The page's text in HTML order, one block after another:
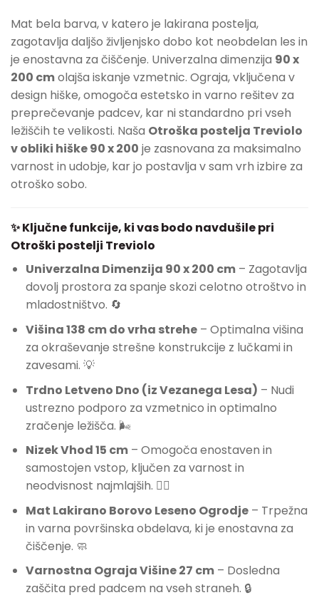
Mat bela barva, v katero je lakirana postelja,
zagotavlja daljšo življenjsko dobo kot neobdelan les in
je enostavna za čiščenje. Univerzalna dimenzija 90 x
200 cmolajša iskanje vzmetnic. Ograja, vključena v
design hiške, omogoča estetsko in varno rešitev za
preprečevanje padcev, kar ni standardno pri vseh
ležiščih te velikosti. Naša Otroška postelja Treviolo
v obliki hiške 90 x 200 je zasnovana za maksimalno
varnost in udobje, kar jo postavlja v sam vrh izbire za
otroško sobo.
✨ Ključne funkcije, ki vas bodo navdušile pri
Otroški postelji Treviolo
Univerzalna Dimenzija 90 x 200 cm– Zagotavlja
dovolj prostora za spanje skozi celotno otroštvo in
mladostništvo. 🔄
Višina 138 cm do vrha strehe– Optimalna višina
za okraševanje strešne konstrukcije z lučkami in
zavesami. 💡
Trdno Letveno Dno (iz Vezanega Lesa) – Nudi
ustrezno podporo za vzmetnico in optimalno
zračenje ležišča. 🌬️
Nizek Vhod 15 cm– Omogoča enostaven in
samostojen vstop, ključen za varnost in
neodvisnost najmlajših. 🚶‍♀️
Mat Lakirano Borovo Leseno Ogrodje– Trpežna
in varna površinska obdelava, ki je enostavna za
čiščenje. 🧼
Varnostna Ograja Višine 27 cm– Dosledna
zaščita pred padcem na vseh straneh. 🔒